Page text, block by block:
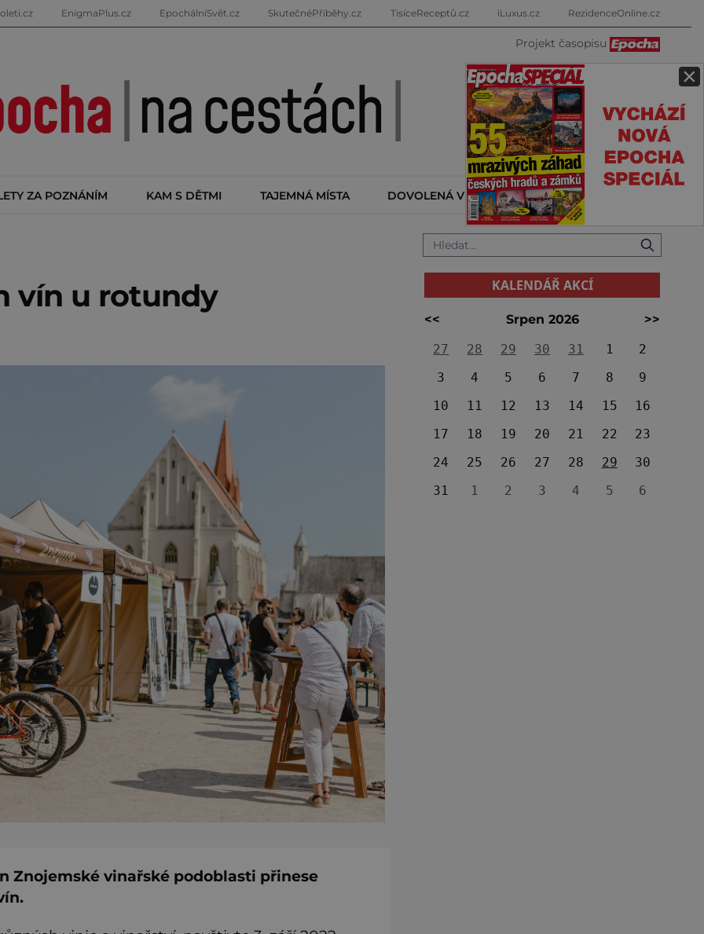
×
EnigmaPlus.cz EpochálníSvět.cz SkutečnéPříběhy.cz TisíceReceptů.cz iLuxus.cz RezidenceOnline.cz
Projekt časopisu
ZA POZNÁNÍM KAM S DĚTMI TAJEMNÁ MÍSTA DOVOLENÁ V ZAHRANIČÍ KALENDÁŘ AKCÍ
vín u rotundy
Znojemské vinařské podoblasti přinese
KALENDÁŘ AKCÍ
<< Srpen 2026
>>
27
28 29 30 31 1
2
3
4 5 6 7 8
9
10
11 12 13 14 15
16
17
18 19 20 21 22
23
24
25 26 27 28 29
30
31
1 2 3 4 5 6